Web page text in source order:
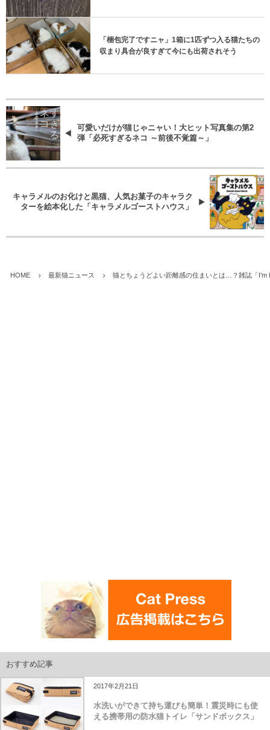
「梱包完了ですニャ」1箱に1匹ずつ入る猫たちの
収まり具合が良すぎて今にも出荷されそう
可愛いだけが猫じゃニャい！大ヒット写真集の第2
弾「必死すぎるネコ ～前後不覚篇～」
キャラメルのお化けと黒猫、人気お菓子のキャラク
ターを絵本化した「キャラメルゴーストハウス」
HOME 最新猫ニュース 猫とちょうどよい距離感の住まいとは…？雑誌「I’m
おすすめ記事
2017年2月21日
水洗いができて持ち運びも簡単！震災時にも使
える携帯用の防水猫トイレ「サンドボックス」